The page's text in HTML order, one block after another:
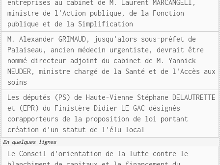
entreprises au cabinet de M. Laurent MARCANGELI,
ministre de l'Action publique, de la Fonction
publique et de la Simplification
M. Alexander GRIMAUD, jusqu'alors sous-préfet de
Palaiseau, ancien médecin urgentiste, devrait être
nommé directeur adjoint du cabinet de M. Yannick
NEUDER, ministre chargé de la Santé et de l'Accès aux
soins
Les députés (PS) de Haute-Vienne Stéphane DELAUTRETTE
et (EPR) du Finistère Didier LE GAC désignés
corapporteurs de la proposition de loi portant
création d'un statut de l'élu local
En quelques lignes
Le Conseil d'orientation de la lutte contre le